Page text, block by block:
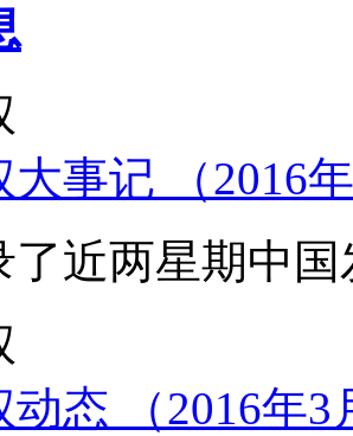
大事记 （2016
了近两星期中
动态 （2016年